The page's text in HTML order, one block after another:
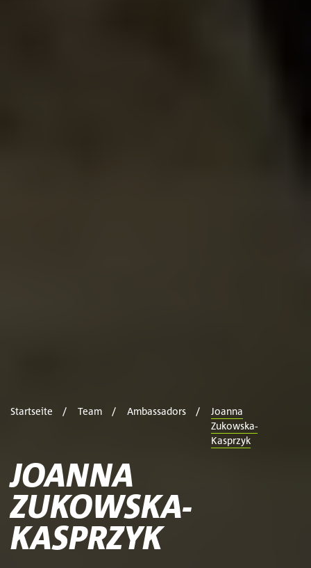
Startseite Team Ambassadors
Joanna
Zukowska-
Kasprzyk
JOANNA
ZUKOWSKA-
KASPRZYK